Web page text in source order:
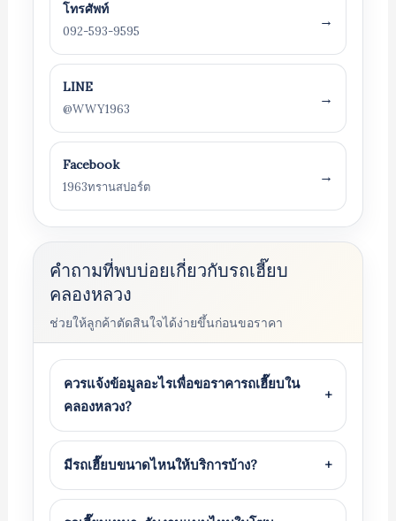
โทรศัพท์
092-593-9595
→
LINE
@WWY1963
→
Facebook
1963ทรานสปอร์ต
→
คำถามที่พบบ่อยเกี่ยวกับรถเฮี๊ยบ
คลองหลวง
ช่วยให้ลูกค้าตัดสินใจได้ง่ายขึ้นก่อนขอราคา
ควรแจ้งข้อมูลอะไรเพื่อขอราคารถเฮี๊ยบใน
คลองหลวง?
+
มีรถเฮี๊ยบขนาดไหนให้บริการบ้าง? +